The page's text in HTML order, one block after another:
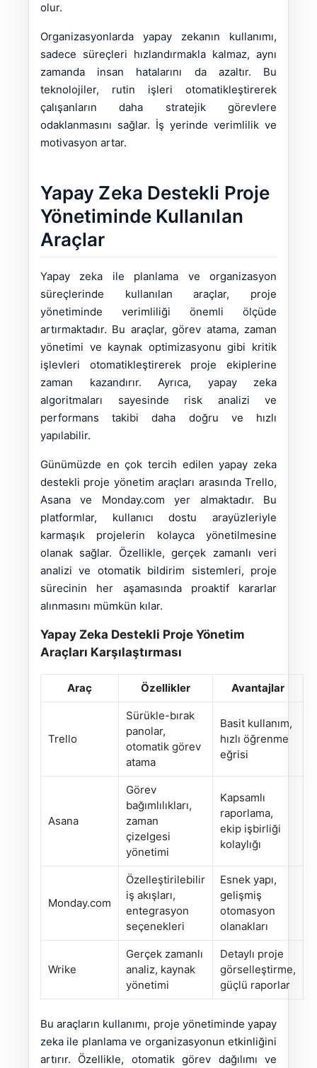
olur.
Organizasyonlarda yapay zekanın kullanımı,
sadece süreçleri hızlandırmakla kalmaz, aynı
zamanda insan hatalarını da azaltır. Bu
teknolojiler, rutin işleri otomatikleştirerek
çalışanların daha stratejik görevlere
odaklanmasını sağlar. İş yerinde verimlilik ve
motivasyon artar.
Yapay Zeka Destekli Proje
Yönetiminde Kullanılan
Araçlar
Yapay zeka ile planlama ve organizasyon
süreçlerinde kullanılan araçlar, proje
yönetiminde verimliliği önemli ölçüde
artırmaktadır. Bu araçlar, görev atama, zaman
yönetimi ve kaynak optimizasyonu gibi kritik
işlevleri otomatikleştirerek proje ekiplerine
zaman kazandırır. Ayrıca, yapay zeka
algoritmaları sayesinde risk analizi ve
performans takibi daha doğru ve hızlı
yapılabilir.
Günümüzde en çok tercih edilen yapay zeka
destekli proje yönetim araçları arasında Trello,
Asana ve Monday.com yer almaktadır. Bu
platformlar, kullanıcı dostu arayüzleriyle
karmaşık projelerin kolayca yönetilmesine
olanak sağlar. Özellikle, gerçek zamanlı veri
analizi ve otomatik bildirim sistemleri, proje
sürecinin her aşamasında proaktif kararlar
alınmasını mümkün kılar.
Yapay Zeka Destekli Proje Yönetim
Araçları Karşılaştırması
Araç Özellikler Avantajlar
Trello
Sürükle-bırak
panolar,
otomatik görev
atama
Basit kullanım,
hızlı öğrenme
eğrisi
Asana
Görev
bağımlılıkları,
zaman
çizelgesi
yönetimi
Kapsamlı
raporlama,
ekip işbirliği
kolaylığı
Monday.com
Özelleştirilebilir
iş akışları,
entegrasyon
seçenekleri
Esnek yapı,
gelişmiş
otomasyon
olanakları
Wrike
Gerçek zamanlı
analiz, kaynak
yönetimi
Detaylı proje
görselleştirme,
güçlü raporlar
Bu araçların kullanımı, proje yönetiminde yapay
zeka ile planlama ve organizasyonun etkinliğini
artırır. Özellikle, otomatik görev dağılımı ve